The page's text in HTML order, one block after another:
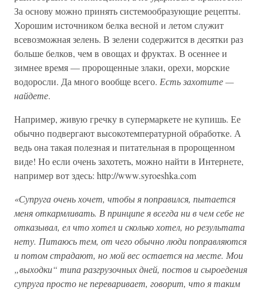
За основу можно принять системообразующие рецепты.
Хорошим источником белка весной и летом служит
всевозможная зелень. В зелени содержится в десятки раз
больше белков, чем в овощах и фруктах. В осеннее и
зимнее время — пророщенные злаки, орехи, морские
водоросли. Да много вообще всего. Есть захотите —
найдете.
Например, живую гречку в супермаркете не купишь. Ее
обычно подвергают высокотемпературной обработке. А
ведь она такая полезная и питательная в пророщенном
виде! Но если очень захотеть, можно найти в Интернете,
например вот здесь: http://www.syroeshka.com
«Супруга очень хочет, чтобы я поправился, пытается
меня откармливать. В принципе я всегда ни в чем себе не
отказывал, ел что хотел и сколько хотел, но результата
нету. Питаюсь тем, от чего обычно люди поправляются
и потом страдают, но мой вес остается на месте. Мои
„выходки“ типа разгрузочных дней, постов и сыроедения
супруга просто не переваривает, говорит, что я таким